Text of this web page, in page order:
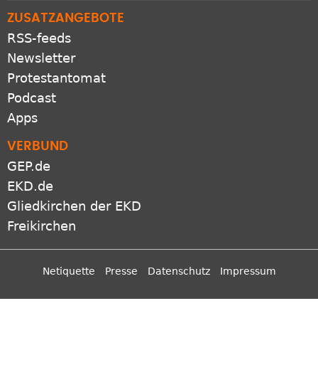
ZUSATZANGEBOTE
RSS-feeds
Newsletter
Protestantomat
Podcast
Apps
VERBUND
GEP.de
EKD.de
Gliedkirchen der EKD
Freikirchen
Netiquette Presse Datenschutz Impressum